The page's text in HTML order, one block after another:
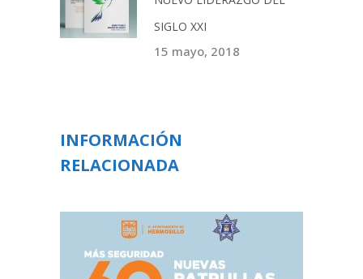
SIGLO XXI
15 mayo, 2018
INFORMACIÓN
RELACIONADA